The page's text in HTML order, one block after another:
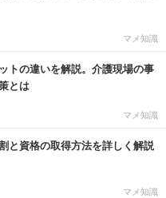
マメ知識
トの違いを解説。介護現場の事
とは
マメ知識
と資格の取得方法を詳しく解説
マメ知識